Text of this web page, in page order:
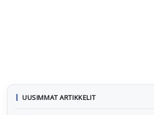
UUSIMMAT ARTIKKELIT